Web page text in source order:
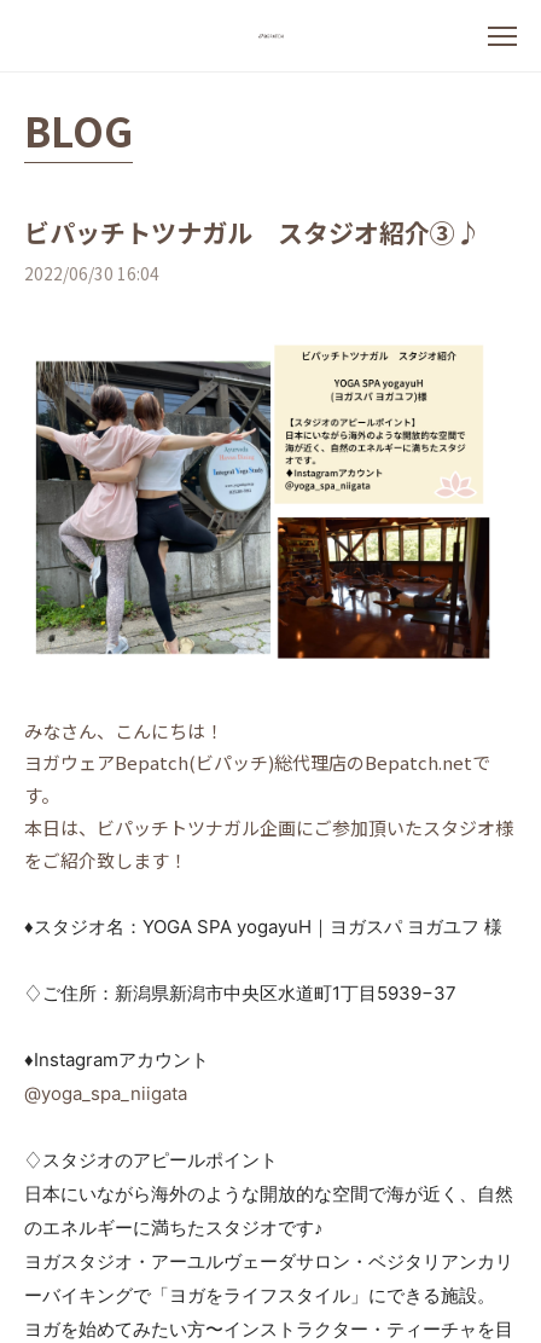
BLOG
ビパッチトツナガル スタジオ紹介③♪
2022/06/30 16:04
みなさん、こんにちは！
ヨガウェアBepatch(ビパッチ)総代理店のBepatch.netで
す。
本日は、ビパッチトツナガル企画にご参加頂いたスタジオ様
をご紹介致します！
♦︎スタジオ名：YOGA SPA yogayuH｜ヨガスパ ヨガユフ 様
♢ご住所：新潟県新潟市中央区水道町1丁目5939−37
♦︎Instagramアカウント
@yoga_spa_niigata
♢スタジオのアピールポイント
日本にいながら海外のような開放的な空間で海が近く、自然
のエネルギーに満ちたスタジオです♪
ヨガスタジオ・アーユルヴェーダサロン・ベジタリアンカリ
ーバイキングで「ヨガをライフスタイル」にできる施設。
ヨガを始めてみたい方〜インストラクター・ティーチャを目